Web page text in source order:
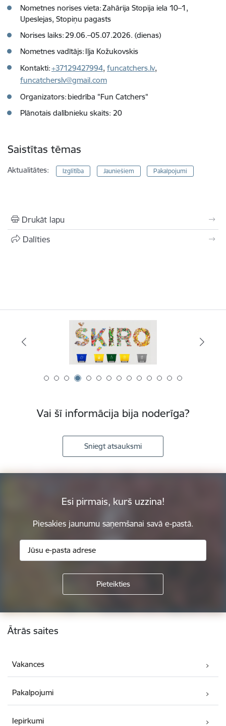
Nometnes norises vieta: Zahārija Stopija iela 10–1,
Upeslejas, Stopiņu pagasts
Norises laiks: 29.06.–05.07.2026. (dienas)
Nometnes vadītājs: Iļja Kožukovskis
Kontakti:+37129427994, funcatchers.lv,
funcatcherslv@gmail.com
Organizators: biedrība "Fun Catchers"
Plānotais dalībnieku skaits: 20
Saistītas tēmas
Aktualitātes: Izglītība Jauniešiem Pakalpojumi
Drukāt lapu
Dalīties
Vai šī informācija bija noderīga?
Sniegt atsauksmi
Esi pirmais, kurš uzzina!
Piesakies jaunumu saņemšanai savā e-pastā.
Kājene
Ātrās saites
Vakances
Pakalpojumi
Iepirkumi